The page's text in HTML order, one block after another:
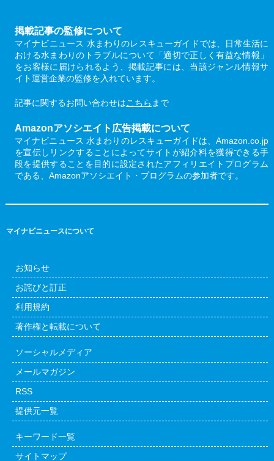
掲載記事の監修について
マイナビニュース 水まわりのレスキューガイドでは、日常生活に
おける水まわりのトラブルについて「適切で正しく有益な情報」
をお客様に届けられるよう、掲載記事には、当該ジャンル情報サ
イト運営企業の監修を入れています。
記事に関するお問い合わせはこちら まで
Amazonアソシエイト広告掲載について
マイナビニュース 水まわりのレスキューガイドは、Amazon.co.jp
を宣伝しリンクすることによってサイトが紹介料を獲得できる手
段を提供することを目的に設定されたアフィリエイトプログラム
である、Amazonアソシエイト・プログラムの参加者です。
マイナビニュースについて
お知らせ
お詫びと訂正
利用規約
著作権と転載について
ソーシャルメディア
メールマガジン
RSS
提供元一覧
キーワード一覧
サイトマップ